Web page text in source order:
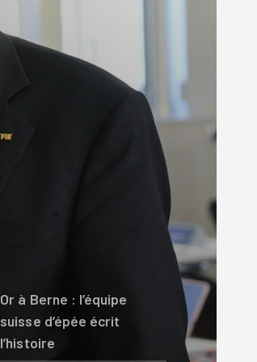
Or à Berne : l’équipe
suisse d’épée écrit
l’histoire